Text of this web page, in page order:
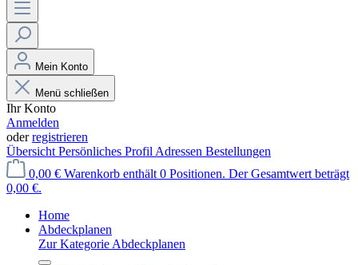
Mein Konto
Menü schließen
Ihr Konto
Anmelden
oderregistrieren
Übersicht Persönliches Profil Adressen Bestellungen
0,00 € Warenkorb enthält 0 Positionen. Der Gesamtwert beträgt
0,00 €.
Home
Abdeckplanen
Zur Kategorie Abdeckplanen